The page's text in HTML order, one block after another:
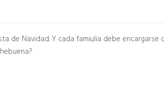
de Navidad. Y cada famiulia debe